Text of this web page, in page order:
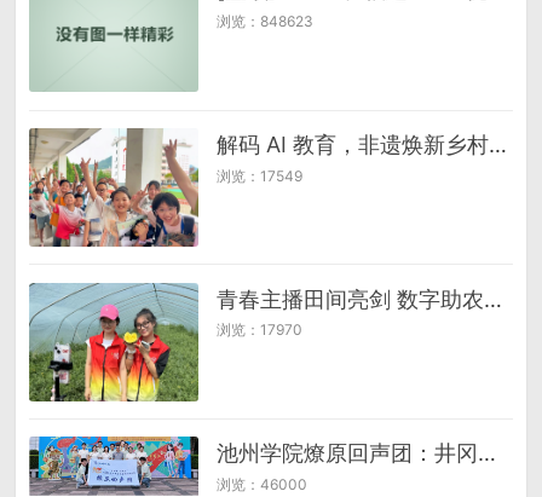
浏览：848623
解码 AI 教育，非遗焕新乡村——陕科大“希望田野联盟”黄官镇青春答卷
浏览：17549
青春主播田间亮剑 数字助农谱写新篇
浏览：17970
池州学院燎原回声团：井冈熔铸信仰 青春谱曲回声——燎原回声团圆满完成2025年“井冈情·中国梦”暑期社会实践专项活动
浏览：46000